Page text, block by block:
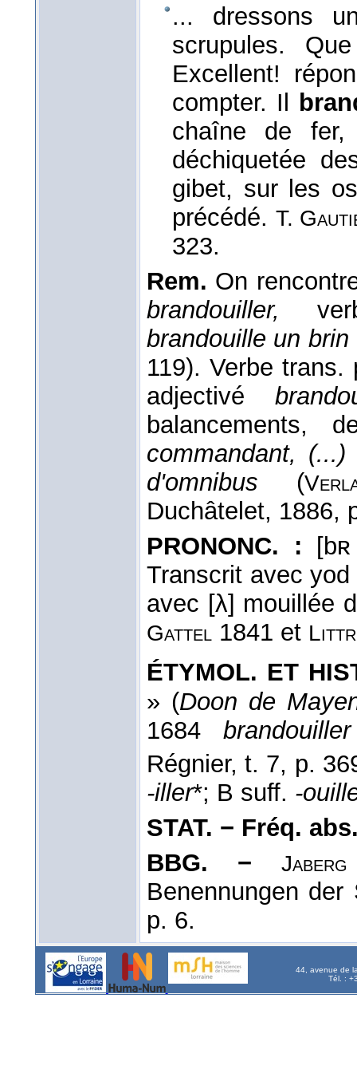
... dressons
scrupules.
Excellent!
compter. Il
chaîne de
déchiquetée
gibet, sur les
précédé. T.
323.
Rem. On
brandouiller,
brandouille un brin
119). Verbe
adjectivé
balancements,
commandant,
d'omnibus (
Duchâtelet, 1886,
PRONONC. :
Transcrit avec
avec [λ] mouillée
Gattel 1841 et
ÉTYMOL. ET
» (Doon de
1684
Régnier, t. 7, p.
-iller*; B suff. -
STAT. − Fréq.
BBG. −
Jaberg
Benennungen
p. 6.
44, avenue de
Tél. :